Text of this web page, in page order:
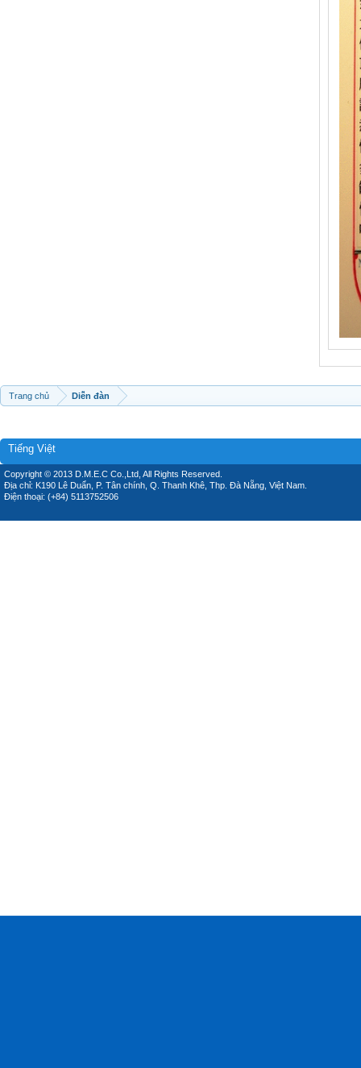
Trang chủ Diễn đàn
Tiếng Việt
Copyright © 2013 D.M.E.C Co.,Ltd, All Rights Reserved.
Địa chỉ: K190 Lê Duẩn, P. Tân chính, Q. Thanh Khê, Thp. Đà Nẵng, Việt Nam.
Điện thoại: (+84) 5113752506